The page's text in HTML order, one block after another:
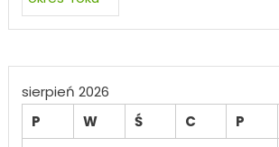
sierpień 2026
P
W Ś C P